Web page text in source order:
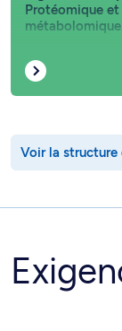
Protéomique et
Voir la structure